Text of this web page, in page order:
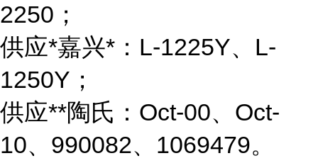
2250；
供应*嘉兴*：L-1225Y、L-
1250Y；
供应**陶氏：Oct-00、Oct-
10、990082、1069479。